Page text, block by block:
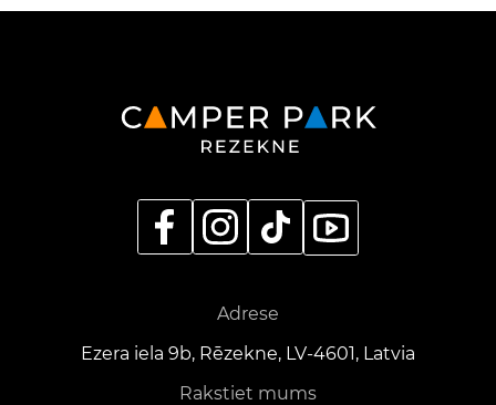
Adrese
Ezera iela 9b, Rēzekne, LV-4601, Latvia
Rakstiet mums